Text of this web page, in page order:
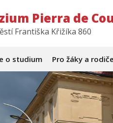
Pierra de
Františka Křižíka 860
o studium Pro žáky a rodiče